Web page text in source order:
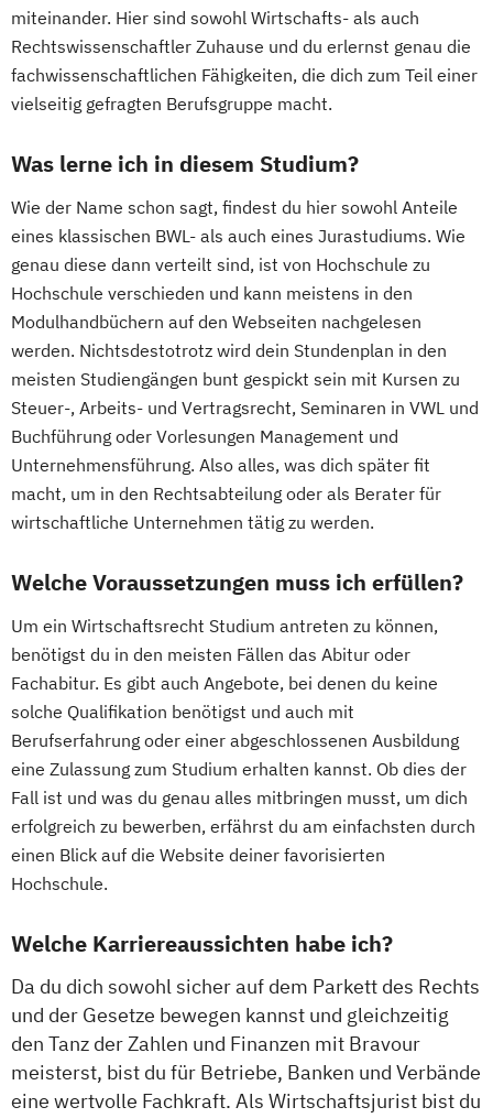
miteinander. Hier sind sowohl Wirtschafts- als auch
Rechtswissenschaftler Zuhause und du erlernst genau die
fachwissenschaftlichen Fähigkeiten, die dich zum Teil einer
vielseitig gefragten Berufsgruppe macht.
Was lerne ich in diesem Studium?
Wie der Name schon sagt, findest du hier sowohl Anteile
eines klassischen BWL- als auch eines Jurastudiums. Wie
genau diese dann verteilt sind, ist von Hochschule zu
Hochschule verschieden und kann meistens in den
Modulhandbüchern auf den Webseiten nachgelesen
werden. Nichtsdestotrotz wird dein Stundenplan in den
meisten Studiengängen bunt gespickt sein mit Kursen zu
Steuer-, Arbeits- und Vertragsrecht, Seminaren in VWL und
Buchführung oder Vorlesungen Management und
Unternehmensführung. Also alles, was dich später fit
macht, um in den Rechtsabteilung oder als Berater für
wirtschaftliche Unternehmen tätig zu werden.
Welche Voraussetzungen muss ich erfüllen?
Um ein Wirtschaftsrecht Studium antreten zu können,
benötigst du in den meisten Fällen das Abitur oder
Fachabitur. Es gibt auch Angebote, bei denen du keine
solche Qualifikation benötigst und auch mit
Berufserfahrung oder einer abgeschlossenen Ausbildung
eine Zulassung zum Studium erhalten kannst. Ob dies der
Fall ist und was du genau alles mitbringen musst, um dich
erfolgreich zu bewerben, erfährst du am einfachsten durch
einen Blick auf die Website deiner favorisierten
Hochschule.
Welche Karriereaussichten habe ich?
Da du dich sowohl sicher auf dem Parkett des Rechts
und der Gesetze bewegen kannst und gleichzeitig
den Tanz der Zahlen und Finanzen mit Bravour
meisterst, bist du für Betriebe, Banken und Verbände
eine wertvolle Fachkraft. Als Wirtschaftsjurist bist du